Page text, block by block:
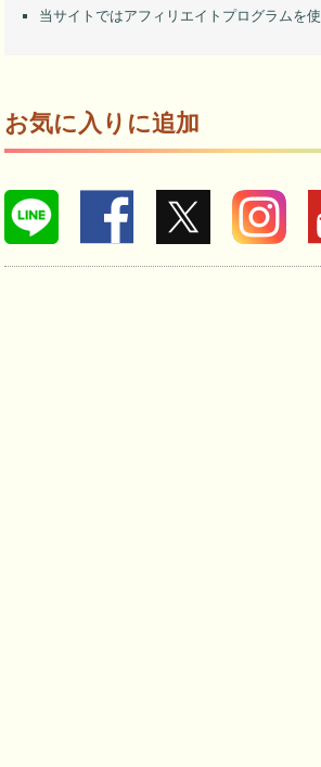
当サイトではアフィリエイトプログラムを使
お気に入りに追加